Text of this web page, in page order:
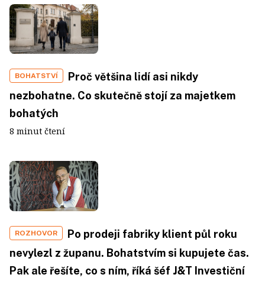
BOHATSTVÍ
Proč většina lidí asi nikdy
nezbohatne. Co skutečně stojí za majetkem
bohatých
8 minut čtení
ROZHOVOR
Po prodeji fabriky klient půl roku
nevylezl z županu. Bohatstvím si kupujete čas.
Pak ale řešíte, co s ním, říká šéf J&T Investiční